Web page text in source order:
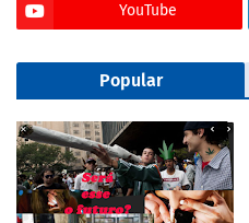
YouTube
Popular